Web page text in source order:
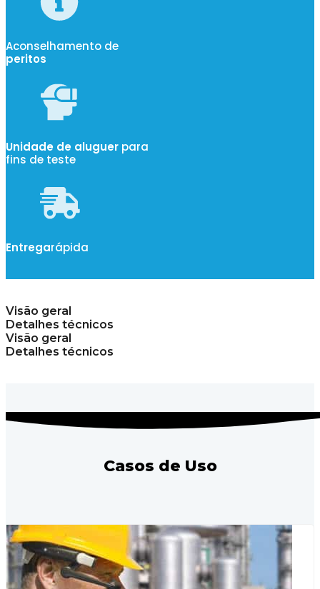
Aconselhamento de
peritos
Unidade de aluguer para
fins de teste
Entregarápida
Visão geral
Detalhes técnicos
Visão geral
Detalhes técnicos
Casos de Uso